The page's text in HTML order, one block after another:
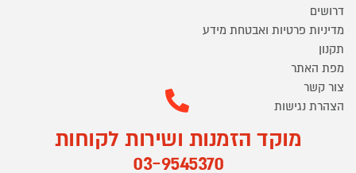
דרושים
מדיניות פרטיות ואבטחת מידע
תקנון
מפת האתר
צור קשר
הצהרת נגישות
מוקד הזמנות ושירות לקוחות
03-9545370